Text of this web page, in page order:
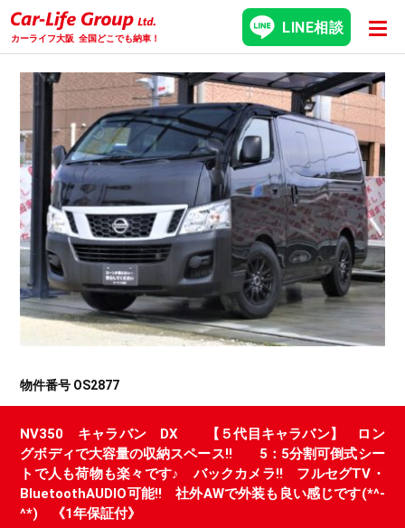
カーライフ大阪 全国どこでも納車！
LINE相談
物件番号 OS2877
NV350 キャラバン DX 【５代目キャラバン】 ロン
グボディで大容量の収納スペース!! 5：5分割可倒式シー
トで人も荷物も楽々です♪ バックカメラ!! フルセグTV・
BluetoothAUDIO可能!! 社外AWで外装も良い感じです(*^-
^*) 《1年保証付》